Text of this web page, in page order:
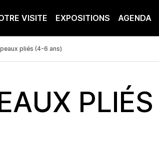
VISITE EXPOSITIONS AGENDA
pliés (4-6 ans)